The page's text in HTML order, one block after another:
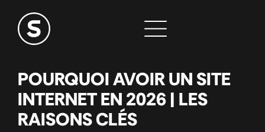
POURQUOI AVOIR UN SITE
INTERNET EN 2026 | LES
RAISONS CLÉS